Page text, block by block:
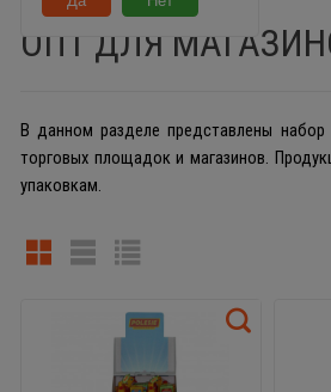
ОПТ ДЛЯ
В данном разделе представлены набор
торговых площадок и магазинов.
упаковкам.